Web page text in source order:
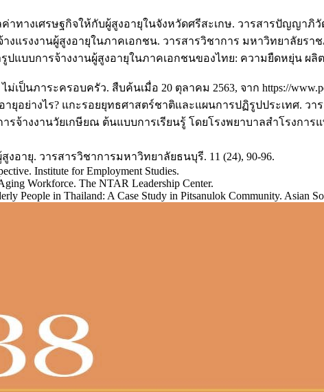
ทางเศรษฐกิจให้กับผู้สูงอายุในจังหวัดศรีสะเกษ. วารสารปัญญาภิวัฒ
แรงงานผู้สูงอายุในภาคเอกชน. วารสารวิชาการ มหาวิทยาลัยราช
แบบการจ้างงานผู้สูงอายุในภาคเอกชนของไทย: ความยืดหยุ่น ผ
นภาระครอบครัว. สืบค้นเมื่อ 20 ตุลาคม 2563, จาก https://
อย่างไร? แกะรอยยุทธศาสตร์ชาติและแผนการปฏิรูปประเทศ. วาร
จ้างงานวัยเกษียณ ต้นแบบการเรียนรู้ โดยโรงพยาบาลสำโรงกา
ายุ. วารสารวิชาการมหาวิทยาลัยธนบุรี. 11 (24), 90-96.
Institute for Employment Studies.
Workforce. The NTAR Leadership Center.
People in Thailand: A Case Study in Pitsanulok Community. Asian